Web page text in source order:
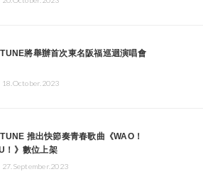
將舉辦首次東名阪福巡迴演唱會
18.October.2023
推出快節奏青春歌曲《WAO！
！》數位上架
27.September.2023